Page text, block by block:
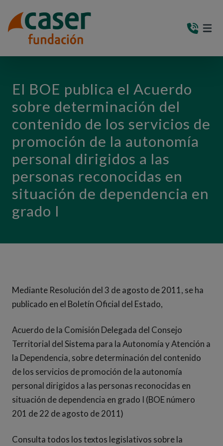
El BOE publica el Acuerdo
sobre determinación del
contenido de los servicios de
promoción de la autonomía
personal dirigidos a las
personas reconocidas en
situación de dependencia en
grado I
Mediante Resolución del 3 de agosto de 2011, se ha
publicado en el Boletín Oficial del Estado,
Acuerdo de la Comisión Delegada del Consejo
Territorial del Sistema para la Autonomía y Atención a
la Dependencia, sobre determinación del contenido
de los servicios de promoción de la autonomía
personal dirigidos a las personas reconocidas en
situación de dependencia en grado I (BOE número
201 de 22 de agosto de 2011)
Consulta todos los textos legislativos sobre la